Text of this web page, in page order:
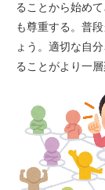
ることから始め
も尊重する。普
ょう。適切な自
ることがより一層